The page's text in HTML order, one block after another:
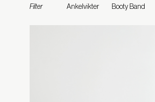
Filter
Ankelvikter Booty Band